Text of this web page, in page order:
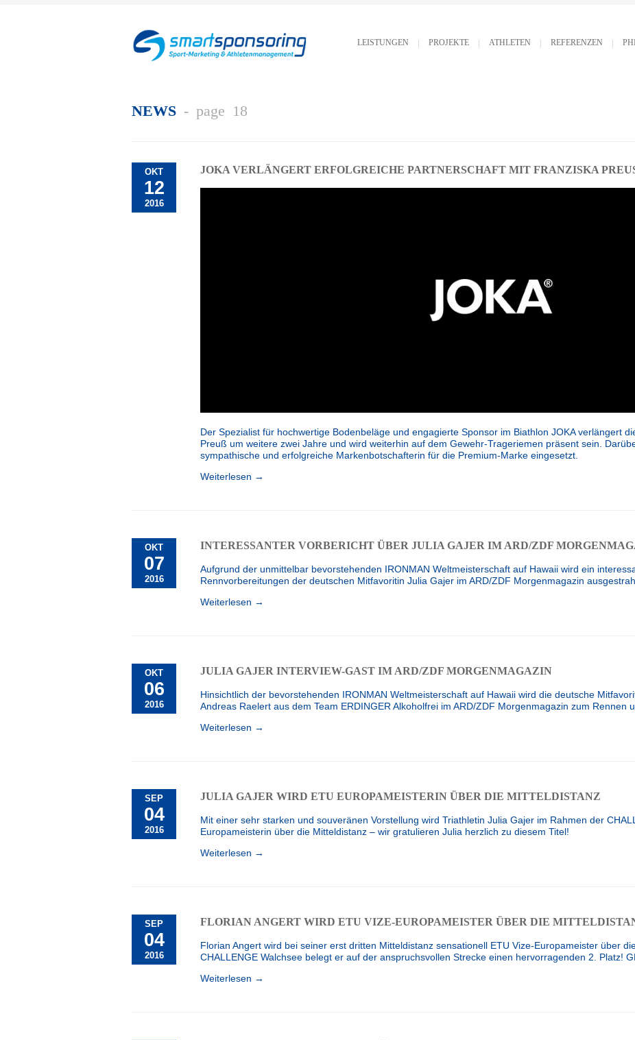
LEISTUNGEN PROJEKTE ATHLETEN REFERENZEN
NEWS - page 18
OKT
12
2016
JOKA VERLÄNGERT ERFOLGREICHE PARTNERSCHAFT MIT FRANZISKA
Der Spezialist für hochwertige Bodenbeläge und engagierte Sponsor im Biathlon JOKA verlängert
Preuß um weitere zwei Jahre und wird weiterhin auf dem Gewehr-Trageriemen präsent sein.
sympathische und erfolgreiche Markenbotschafterin für die Premium-Marke eingesetzt.
Weiterlesen →
OKT
07
2016
INTERESSANTER VORBERICHT ÜBER JULIA GAJER IM ARD/ZDF
Aufgrund der unmittelbar bevorstehenden IRONMAN Weltmeisterschaft auf Hawaii wird ein
Rennvorbereitungen der deutschen Mitfavoritin Julia Gajer im ARD/ZDF Morgenmagazin
Weiterlesen →
OKT
06
2016
JULIA GAJER INTERVIEW-GAST IM ARD/ZDF MORGENMAGAZIN
Hinsichtlich der bevorstehenden IRONMAN Weltmeisterschaft auf Hawaii wird die deutsche
Andreas Raelert aus dem Team ERDINGER Alkoholfrei im ARD/ZDF Morgenmagazin zum Rennen
Weiterlesen →
SEP
04
2016
JULIA GAJER WIRD ETU EUROPAMEISTERIN ÜBER DIE MITTELDISTANZ
Mit einer sehr starken und souveränen Vorstellung wird Triathletin Julia Gajer im Rahmen der
Europameisterin über die Mitteldistanz – wir gratulieren Julia herzlich zu diesem Titel!
Weiterlesen →
SEP
04
2016
FLORIAN ANGERT WIRD ETU VIZE-EUROPAMEISTER ÜBER DIE
Florian Angert wird bei seiner erst dritten Mitteldistanz sensationell ETU Vize-Europameister über
CHALLENGE Walchsee belegt er auf der anspruchsvollen Strecke einen hervorragenden 2. Platz!
Weiterlesen →